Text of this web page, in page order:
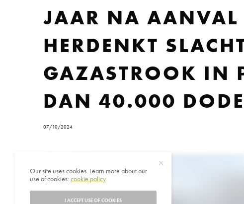
JAAR NA AANVAL
HERDENKT
GAZASTROOK IN
DAN 40.000
07/10/2024
Our site uses cookies. Learn more about our
use of cookies:cookie policy
I ACCEPT USE OF COOKIES